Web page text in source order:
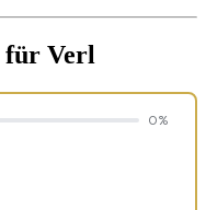
für Verl